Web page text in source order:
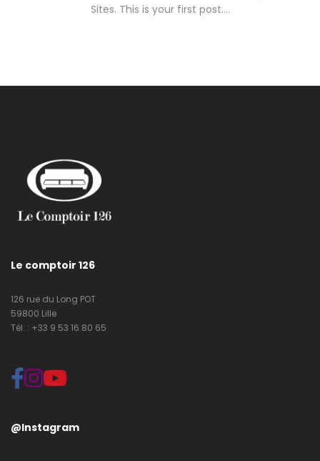
Sites. This is your first post.…
Le comptoir 126
126 rue du Long POT
59800 Lille
Tél. : +33 9 53 16 80 65
@Instagram